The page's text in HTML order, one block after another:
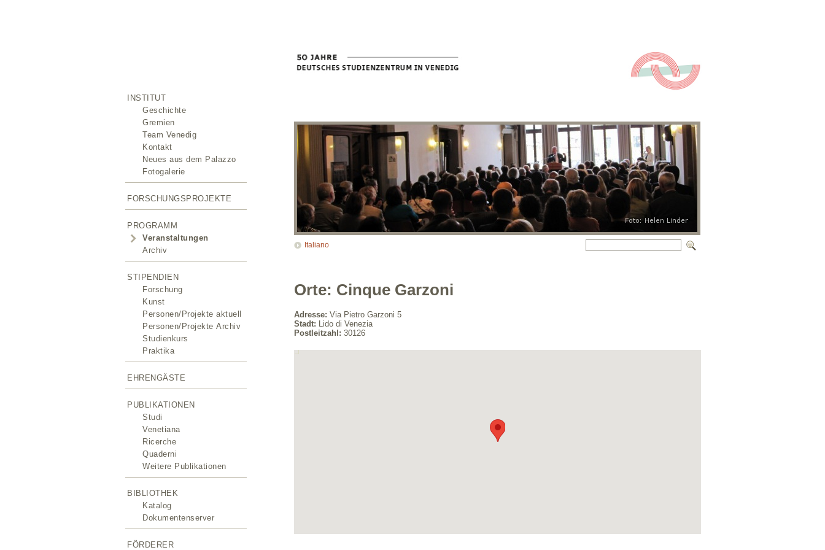
INSTITUT
Geschichte
Gremien
Team Venedig
Kontakt
Neues aus dem Palazzo
Fotogalerie
FORSCHUNGSPROJEKTE
PROGRAMM
Veranstaltungen
Archiv
STIPENDIEN
Forschung
Kunst
Personen/Projekte aktuell
Personen/Projekte Archiv
Studienkurs
Praktika
EHRENGÄSTE
PUBLIKATIONEN
Studi
Venetiana
Ricerche
Quaderni
Weitere Publikationen
BIBLIOTHEK
Katalog
Dokumentenserver
FÖRDERER
Italiano
Orte: Cinque Garzoni
Adresse: Via Pietro Garzoni 5
Stadt: Lido di Venezia
Postleitzahl: 30126